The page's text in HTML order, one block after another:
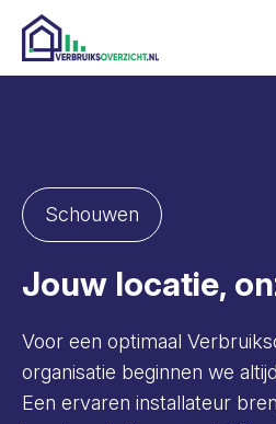
Schouwen
Jouw locatie,
Voor een optimaal
organisatie beginnen we
Een ervaren installateur